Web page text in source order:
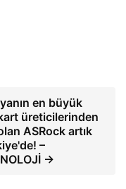
en büyük
üreticilerinden
ASRock artık
–
→